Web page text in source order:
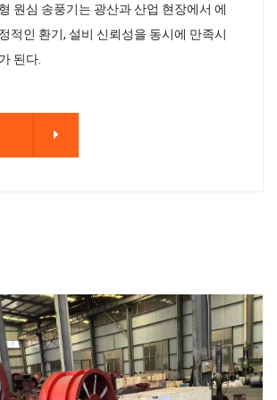
원심 송풍기는 광산과 산업 현장에서 에
적인 환기, 설비 신뢰성을 동시에 만족시
된다.